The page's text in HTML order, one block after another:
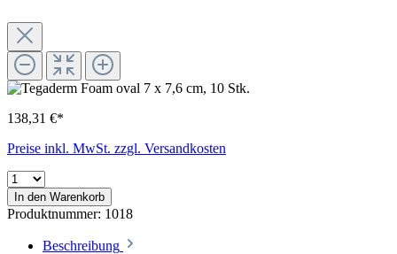
138,31 €*
Preise inkl. MwSt. zzgl. Versandkosten
In den Warenkorb
Produktnummer: 1018
Beschreibung